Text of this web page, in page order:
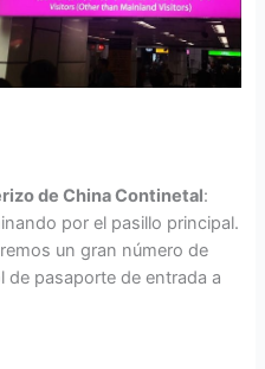
de China Continetal:
por el pasillo principal.
un gran número de
de pasaporte de entrada a